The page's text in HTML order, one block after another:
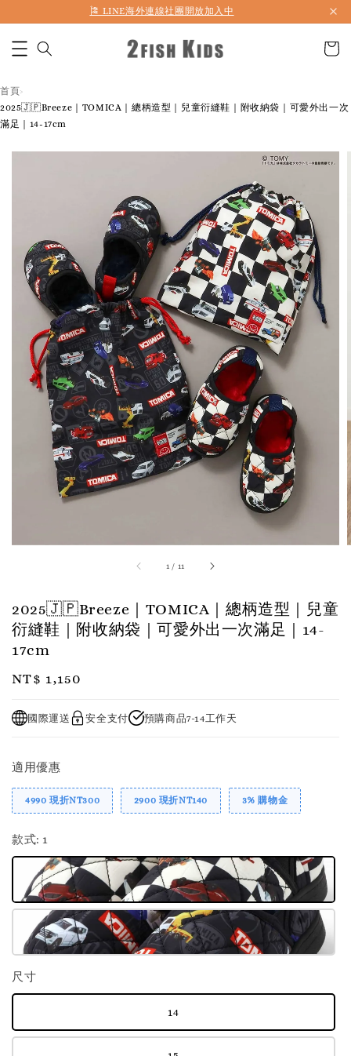
🎏 LINE海外連線社團開放加入中
首頁›
2025🇯🇵Breeze｜TOMICA｜總柄造型｜兒童衍縫鞋｜附收納袋｜可愛外出一次
滿足｜14-17cm
1 / 11
2025🇯🇵Breeze｜TOMICA｜總柄造型｜兒童
衍縫鞋｜附收納袋｜可愛外出一次滿足｜14-
17cm
Regular
NT$ 1,150
國際運送 安全支付 預購商品7-14工作天
適用優惠
4990 現折NT300 2900 現折NT140 3% 購物金
款式: 1
尺寸
14